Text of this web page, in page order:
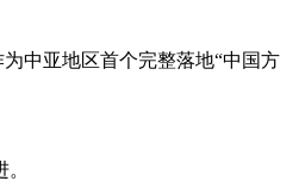
中亚地区首个完整落地“中国方